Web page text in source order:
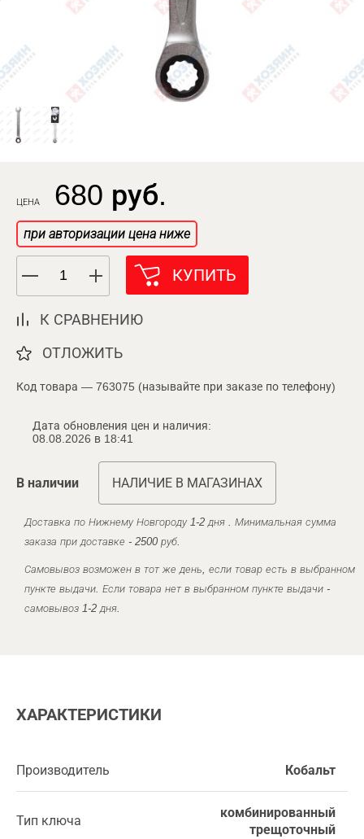
ЦЕНА 680 руб.
при авторизации цена ниже
КУПИТЬ
К СРАВНЕНИЮ
ОТЛОЖИТЬ
Код товара — 763075 (называйте при заказе по телефону)
Дата обновления цен и наличия:
08.08.2026 в 18:41
В наличии НАЛИЧИЕ В МАГАЗИНАХ
Доставка по Нижнему Новгороду 1-2 дня . Минимальная сумма
заказа при доставке - 2500 руб.
Самовывоз возможен в тот же день, если товар есть в выбранном
пункте выдачи. Если товара нет в выбранном пункте выдачи -
самовывоз 1-2 дня.
ХАРАКТЕРИСТИКИ
Производитель Кобальт
Тип ключа
комбинированный
трещоточный